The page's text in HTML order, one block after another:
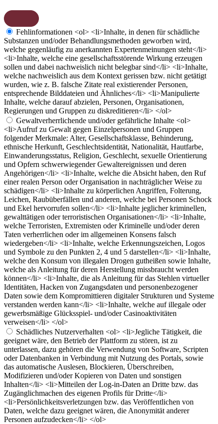
Fehlinformationen <ol> <li>Inhalte, in denen für schädliche
Substanzen und/oder Behandlungsmethoden geworben wird,
welche gegenläufig zu anerkannten Expertenmeinungen steht</li>
<li>Inhalte, welche eine gesellschaftsstörende Wirkung erzeugen
sollen und dabei nachweislich nicht belegbar sind</li> <li>Inhalte,
welche nachweislich aus dem Kontext gerissen bzw. nicht getätigt
wurden, wie z. B. falsche Zitate real existierender Personen,
entsprechende Bilddateien und Ähnliches</li> <li>Manipulierte
Inhalte, welche darauf abzielen, Personen, Organisationen,
Regierungen und Gruppen zu diskreditieren</li> </ol>
Gewaltverherrlichende und/oder gefährliche Inhalte <ol>
<li>Aufruf zu Gewalt gegen Einzelpersonen und Gruppen
folgender Merkmale: Alter, Gesellschaftsklasse, Behinderung,
ethnische Herkunft, Geschlechtsidentität, Nationalität, Hautfarbe,
Einwanderungsstatus, Religion, Geschlecht, sexuelle Orientierung
und Opfern schwerwiegender Gewaltereignissen und deren
Angehörigen</li> <li>Inhalte, welche die Absicht haben, den Ruf
einer realen Person oder Organisation in nachträglicher Weise zu
schädigen</li> <li>Inhalte zu körperlichen Angriffen, Folterung,
Leichen, Raubüberfällen und anderen, welche bei Personen Schock
und Ekel hervorrufen sollen</li> <li>Inhalte jeglicher kriminellen,
gewalttätigen oder terroristischen Organisationen</li> <li>Inhalte,
welche Terroristen, Extremisten oder Kriminelle und/oder deren
Taten verherrlichen oder im allgemeinen Konsens falsch
wiedergeben</li> <li>Inhalte, welche Erkennungszeichen, Logos
und Symbole zu den Punkten 2, 4 und 5 darstellen</li> <li>Inhalte,
welche den Konsum von illegalen Drogen gutheißen sowie Inhalte,
welche als Anleitung für deren Herstellung missbraucht werden
können</li> <li>Inhalte, die als Anleitung für das Stehlen virtueller
Identitäten, Hacken von Zugangsdaten und personenbezogener
Daten sowie dem Kompromittieren digitaler Strukturen und Systeme
verstanden werden kann</li> <li>Inhalte, welche auf illegale oder
gewerbsmäßige Glücksspiel- und/oder Casinoaktivitäten
verweisen</li> </ol>
Schädliches Nutzerverhalten <ol> <li>Jegliche Tätigkeit, die
geeignet wäre, den Betrieb der Plattform zu stören, ist zu
unterlassen, dazu gehören die Verwendung von Software, Scripten
oder Datenbanken in Verbindung mit Nutzung des Portals, sowie
das automatische Auslesen, Blockieren, Überschreiben,
Modifizieren und/oder Kopieren von Daten und sonstigen
Inhalten</li> <li>Mitteilen der Log-in-Daten an Dritte bzw. das
Zugänglichmachen des eigenen Profils für Dritte</li>
<li>Persönlichkeitsverletzungen bzw. das Veröffentlichen von
Daten, welche dazu geeignet wären, die Anonymität anderer
Personen aufzudecken</li> </ol>